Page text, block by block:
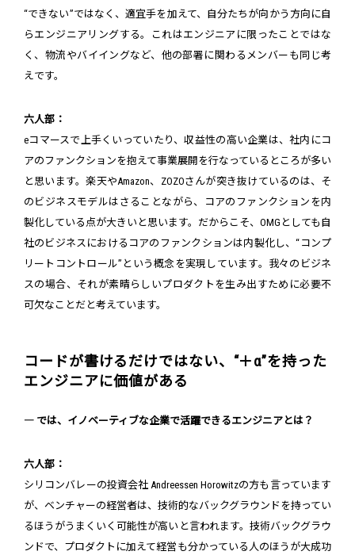
“できない”ではなく、適宜手を加えて、自分たちが向かう方向に自
らエンジニアリングする。これはエンジニアに限ったことではな
く、物流やバイイングなど、他の部署に関わるメンバーも同じ考
えです。
六人部：
eコマースで上手くいっていたり、収益性の高い企業は、社内にコ
アのファンクションを抱えて事業展開を行なっているところが多い
と思います。楽天やAmazon、ZOZOさんが突き抜けているのは、そ
のビジネスモデルはさることながら、コアのファンクションを内
製化している点が大きいと思います。だからこそ、OMGとしても自
社のビジネスにおけるコアのファンクションは内製化し、“コンプ
リートコントロール”という概念を実現しています。我々のビジネ
スの場合、それが素晴らしいプロダクトを生み出すために必要不
可欠なことだと考えています。
コードが書けるだけではない、“＋α”を持った
エンジニアに価値がある
― では、イノベーティブな企業で活躍できるエンジニアとは？
六人部：
シリコンバレーの投資会社 Andreessen Horowitzの方も言っています
が、ベンチャーの経営者は、技術的なバックグラウンドを持ってい
るほうがうまくいく可能性が高いと言われます。技術バックグラウ
ンドで、プロダクトに加えて経営も分かっている人のほうが大成功